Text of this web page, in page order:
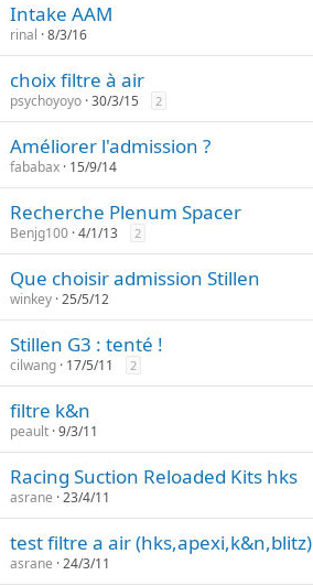
Intake AAM
rinal 8/3/16
choix filtre à air
psychoyoyo 30/3/15 2
Améliorer l'admission ?
fababax 15/9/14
Recherche Plenum Spacer
Benjg100 4/1/13 2
Que choisir admission Stillen
winkey 25/5/12
Stillen G3 : tenté !
cilwang 17/5/11 2
filtre k&n
peault 9/3/11
Racing Suction Reloaded Kits hks
asrane 23/4/11
test filtre a air (hks,apexi,k&n,blitz)
asrane 24/3/11